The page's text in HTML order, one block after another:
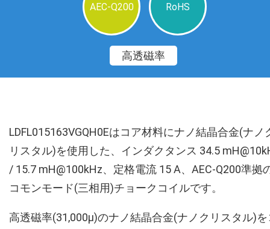
AEC-Q200 RoHS
高透磁率
LDFL015163VGQH0Eはコア材料にナノ結晶合金(ナノ
リスタル)を使用した、インダクタンス 34.5
/ 15.7 mH@100kHz、定格電流 15 A、AEC-Q200準拠
コモンモード(三相用)チョークコイルです。
高透磁率(31,000µ)のナノ結晶合金(ナノクリスタル)を